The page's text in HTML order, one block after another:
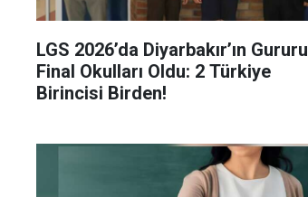
LGS 2026’da Diyarbakır’ın Gururu
Final Okulları Oldu: 2 Türkiye
Birincisi Birden!